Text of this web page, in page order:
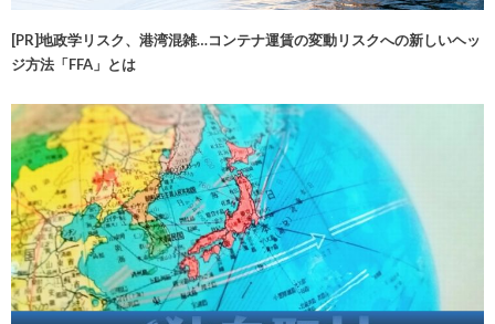
[PR]地政学リスク、港湾混雑…コンテナ運賃の変動リスクへの新しいヘッ
ジ方法「FFA」とは